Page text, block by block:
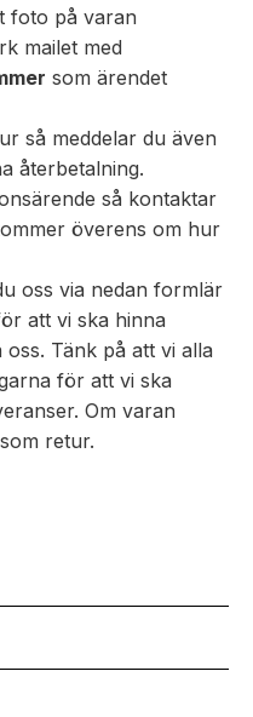
foto på varan
mailet med
som ärendet
så meddelar du även
återbetalning.
så kontaktar
överens om hur
oss via nedan formlär
att vi ska hinna
Tänk på att vi alla
för att vi ska
Om varan
retur.